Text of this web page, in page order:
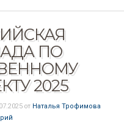
ПО
2025
от Наталья Трофимова